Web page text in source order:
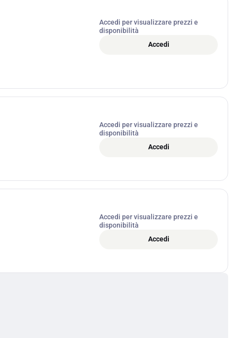
Accedi per visualizzare prezzi e
disponibilità
Accedi
Accedi per visualizzare prezzi e
disponibilità
Accedi
Accedi per visualizzare prezzi e
disponibilità
Accedi